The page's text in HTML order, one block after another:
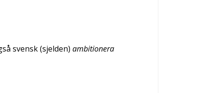
svensk(sjelden) ambitionera